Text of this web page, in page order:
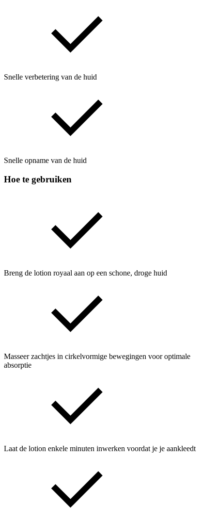
Snelle verbetering van de huid
Snelle opname van de huid
Hoe te gebruiken
Breng de lotion royaal aan op een schone, droge huid
Masseer zachtjes in cirkelvormige bewegingen voor optimale
absorptie
Laat de lotion enkele minuten inwerken voordat je je aankleedt